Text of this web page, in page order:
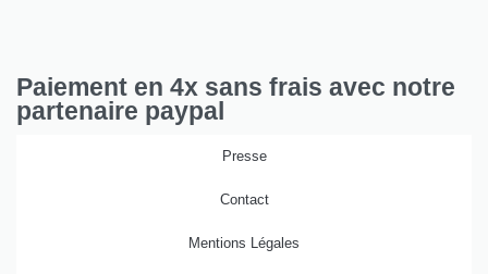
Paiement en 4x sans frais avec notre
partenaire paypal
Presse
Contact
Mentions Légales